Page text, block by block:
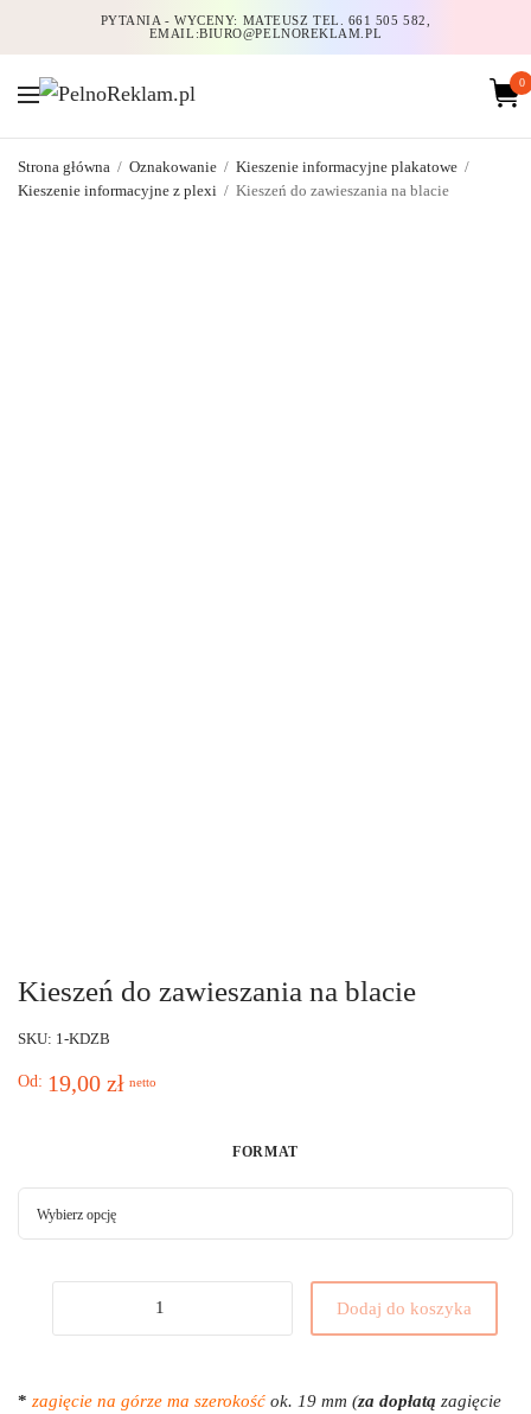
PYTANIA - WYCENY: MATEUSZ TEL. 661 505 582,
EMAIL:BIURO@PELNOREKLAM.PL
0
Strona główna / Oznakowanie / Kieszenie informacyjne plakatowe /
Kieszenie informacyjne z plexi / Kieszeń do zawieszania na blacie
Kieszeń do zawieszania na blacie
SKU: 1-KDZB
Od: 19,00 zł netto
FORMAT
Dodaj do koszyka
* zagięcie na górze ma szerokość ok. 19 mm (za dopłatą zagięcie